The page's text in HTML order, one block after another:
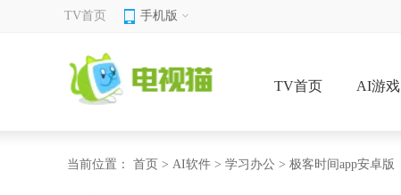
TV首页 手机版
TV首页 AI游戏
当前位置： 首页 > AI软件 > 学习办公 > 极客时间app安卓版